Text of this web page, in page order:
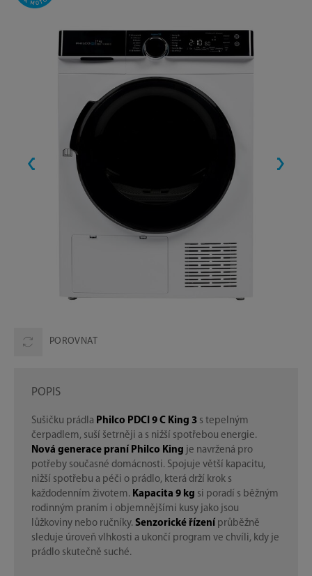
POROVNAT
POPIS
Sušičku prádla Philco PDCI 9 C King 3 s tepelným
čerpadlem, suší šetrněji a s nižší spotřebou energie.
Nová generace praní Philco King je navržená pro
potřeby současné domácnosti. Spojuje větší kapacitu,
nižší spotřebu a péči o prádlo, která drží krok s
každodenním životem. Kapacita 9 kg si poradí s běžným
rodinným praním i objemnějšími kusy jako jsou
lůžkoviny nebo ručníky. Senzorické řízení průběžně
sleduje úroveň vlhkosti a ukončí program ve chvíli, kdy je
prádlo skutečně suché.